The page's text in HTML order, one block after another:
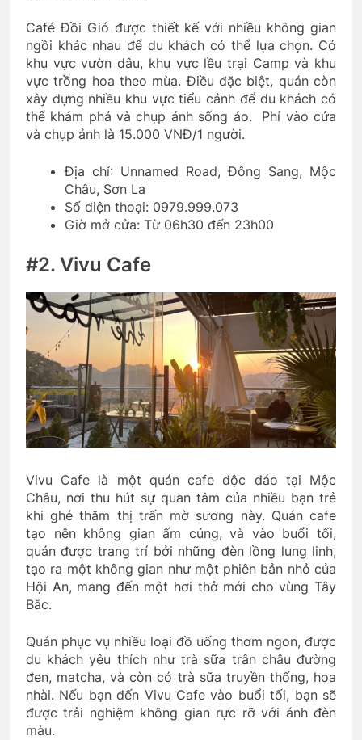
Café Đồi Gió được thiết kế với nhiều không gian
ngồi khác nhau để du khách có thể lựa chọn. Có
khu vực vườn dâu, khu vực lều trại Camp và khu
vực trồng hoa theo mùa. Điều đặc biệt, quán còn
xây dựng nhiều khu vực tiểu cảnh để du khách có
thể khám phá và chụp ảnh sống ảo. Phí vào cửa
và chụp ảnh là 15.000 VNĐ/1 người.
Địa chỉ: Unnamed Road, Đông Sang, Mộc
Châu, Sơn La
Số điện thoại: 0979.999.073
Giờ mở cửa: Từ 06h30 đến 23h00
#2. Vivu Cafe
Vivu Cafe là một quán cafe độc đáo tại Mộc
Châu, nơi thu hút sự quan tâm của nhiều bạn trẻ
khi ghé thăm thị trấn mờ sương này. Quán cafe
tạo nên không gian ấm cúng, và vào buổi tối,
quán được trang trí bởi những đèn lồng lung linh,
tạo ra một không gian như một phiên bản nhỏ của
Hội An, mang đến một hơi thở mới cho vùng Tây
Bắc.
Quán phục vụ nhiều loại đồ uống thơm ngon, được
du khách yêu thích như trà sữa trân châu đường
đen, matcha, và còn có trà sữa truyền thống, hoa
nhài. Nếu bạn đến Vivu Cafe vào buổi tối, bạn sẽ
được trải nghiệm không gian rực rỡ với ánh đèn
màu.